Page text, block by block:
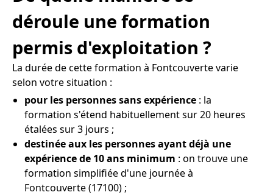
déroule une formation
permis d'exploitation ?
La durée de cette formation à Fontcouverte varie
selon votre situation :
pour les personnes sans expérience : la
formation s'étend habituellement sur 20 heures
étalées sur 3 jours ;
destinée aux les personnes ayant déjà une
expérience de 10 ans minimum : on trouve une
formation simplifiée d'une journée à
Fontcouverte (17100) ;